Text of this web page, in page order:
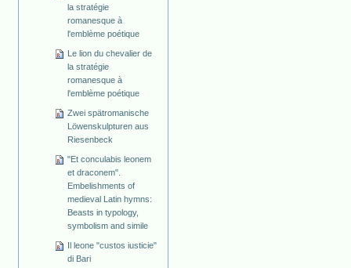
la stratégie
romanesque à
l'emblème poétique
Le lion du chevalier de
la stratégie
romanesque à
l'emblème poétique
Zwei spätromanische
Löwenskulpturen aus
Riesenbeck
"Et conculabis leonem
et draconem".
Embelishments of
medieval Latin hymns:
Beasts in typology,
symbolism and simile
Il leone "custos iusticie"
di Bari